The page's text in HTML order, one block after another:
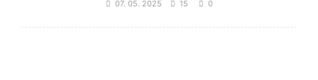
07. 05. 2025 15 0